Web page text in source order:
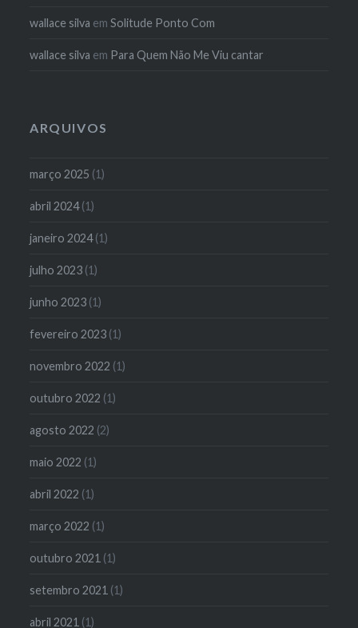
wallace silva emSolitude Ponto Com
wallace silva em Para Quem Não Me Viu cantar
ARQUIVOS
março 2025 (1)
abril 2024(1)
janeiro 2024(1)
julho 2023 (1)
junho 2023 (1)
fevereiro 2023 (1)
novembro 2022 (1)
outubro 2022 (1)
agosto 2022 (2)
maio 2022 (1)
abril 2022 (1)
março 2022 (1)
outubro 2021 (1)
setembro 2021 (1)
abril 2021 (1)